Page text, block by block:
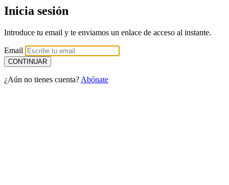
Inicia sesión
Introduce tu email y te enviamos un enlace de acceso al instante.
Email
¿Aún no tienes cuenta? Abónate